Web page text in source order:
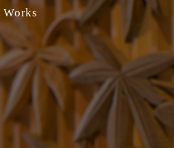
Works